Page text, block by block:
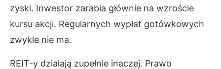
zyski. Inwestor zarabia głównie na wzroście
kursu akcji. Regularnych wypłat gotówkowych
zwykle nie ma.
REIT-y działają zupełnie inaczej. Prawo